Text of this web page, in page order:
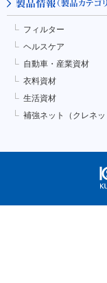
フィルター
ヘルスケア
自動車・産業資材
衣料資材
生活資材
補強ネット（クレネッ